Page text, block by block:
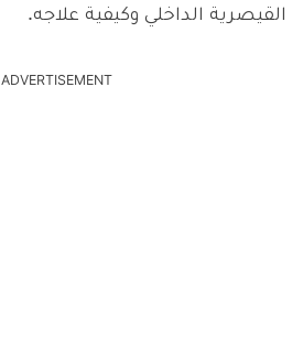
القيصرية الداخلي وكيفية علاجه.
ADVERTISEMENT